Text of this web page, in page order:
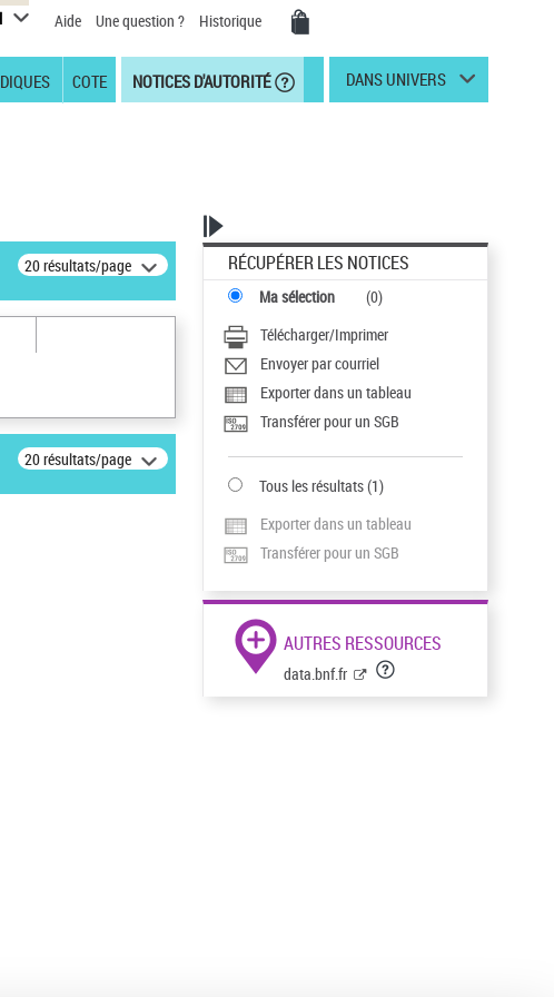
Aide Une question ? Historique
COTE NOTICES D'AUTORITÉ DANS UNIVERS
20 résultats/page
20 résultats/page
RÉCUPÉRER LES NOTICES
Ma sélection (0)
Télécharger/Imprimer
Envoyer par courriel
Exporter dans un tableau
Transférer pour un SGB
Tous les résultats(1)
Exporter dans un tableau
Transférer pour un SGB
AUTRES RESSOURCES
data.bnf.fr